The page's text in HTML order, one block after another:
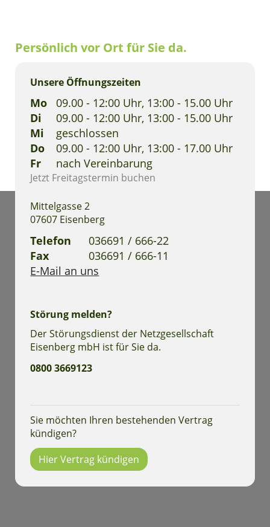
Persönlich vor Ort für Sie da.
Unsere Öffnungszeiten
Mo
09.00 - 12:00 Uhr, 13:00 - 15.00 Uhr
Di
09.00 - 12:00 Uhr, 13:00 - 15.00 Uhr
Mi
geschlossen
Do
09.00 - 12:00 Uhr, 13:00 - 17.00 Uhr
Fr
nach Vereinbarung
Jetzt Freitagstermin buchen
Mittelgasse 2
07607 Eisenberg
Telefon
036691 / 666-22
Fax
036691 / 666-11
E-Mail an uns
Störung melden?
Der Störungsdienst der Netzgesellschaft
Eisenberg mbH ist für Sie da.
0800 3669123
Sie möchten Ihren bestehenden Vertrag
kündigen?
Hier Vertrag kündigen